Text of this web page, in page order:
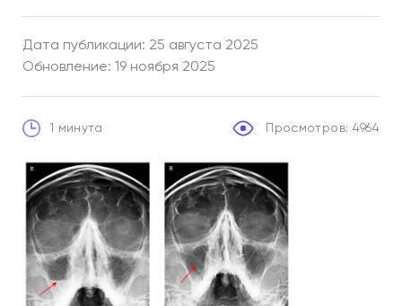
Дата публикации: 25 августа 2025
Обновление: 19 ноября 2025
1 минута Просмотров: 4964